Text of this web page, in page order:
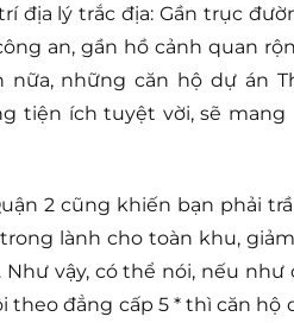
địa lý trắc địa: Gần trục
an, gần hồ cảnh quan
nữa, những căn hộ dự án
tiện ích tuyệt vời, sẽ mang
2 cũng khiến bạn phải
lành cho toàn khu,
vậy, có thể nói, nếu như
đẳng cấp 5 * thì căn hộ